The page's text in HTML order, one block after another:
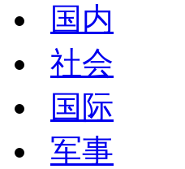
国内
社会
国际
军事